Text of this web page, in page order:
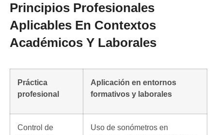
Principios Profesionales
Aplicables En Contextos
Académicos Y Laborales
Práctica
profesional
Aplicación en entornos
formativos y laborales
Control de
Uso de sonómetros en